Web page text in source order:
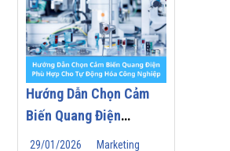
Hướng Dẫn Chọn Cảm
Biến Quang Điện
(Photoelectric Sensor)
29/01/2026
Marketing